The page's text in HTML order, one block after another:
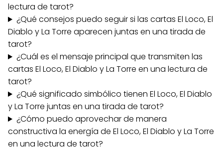
lectura de tarot?
¿Qué consejos puedo seguir si las cartas El Loco, El
Diablo y La Torre aparecen juntas en una tirada de
tarot?
¿Cuál es el mensaje principal que transmiten las
cartas El Loco, El Diablo y La Torre en una lectura de
tarot?
¿Qué significado simbólico tienen El Loco, El Diablo
y La Torre juntas en una tirada de tarot?
¿Cómo puedo aprovechar de manera
constructiva la energía de El Loco, El Diablo y La Torre
en una lectura de tarot?